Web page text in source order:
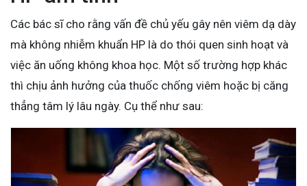
Các bác sĩ cho rằng vấn đề chủ yếu gây nên viêm dạ dày
mà không nhiễm khuẩn HP là do thói quen sinh hoạt và
việc ăn uống không khoa học. Một số trường hợp khác
thì chịu ảnh hưởng của thuốc chống viêm hoặc bị căng
thẳng tâm lý lâu ngày. Cụ thể như sau: